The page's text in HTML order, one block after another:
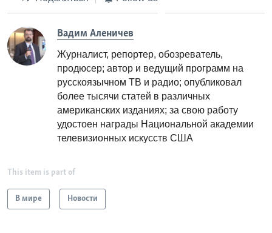
Вадим Аленичев
Журналист, репортер, обозреватель,
продюсер; автор и ведущий программ на
русскоязычном ТВ и радио; опубликовал
более тысячи статей в различных
американских изданиях; за свою работу
удостоен награды Национальной академии
телевизионных искусств США
This item is part of
В мире Новости